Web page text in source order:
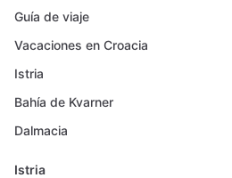
Guía de viaje
Vacaciones en Croacia
Istria
Bahía de Kvarner
Dalmacia
Istria